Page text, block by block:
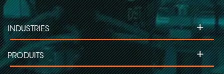
INDUSTRIES +
PRODUITS +